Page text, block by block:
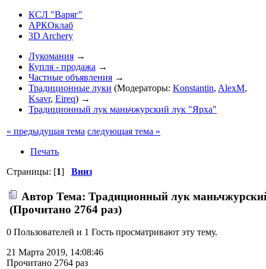
КСЛ "Варяг"
АРКОклаб
3D Archery
Лукомания →
Купля - продажа →
Частные объявления →
Традиционные луки (Модераторы: Konstantin, AlexM,
Ksavr, Eireq) →
Традиционный лук маньчжурский лук "Ярха"
« предыдущая тема следующая тема »
Печать
Страницы: [1] Вниз
Автор Тема: Традиционный лук
(Прочитано 2764 раз)
0 Пользователей и 1 Гость просматривают эту тему.
21 Марта 2019, 14:08:46
Прочитано 2764 раз